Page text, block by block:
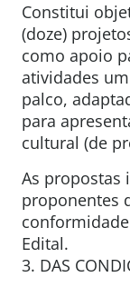
Constitui
(doze)
como apoio
atividades
palco,
para
cultural (de
As propostas
proponentes
Edital.
3. DAS